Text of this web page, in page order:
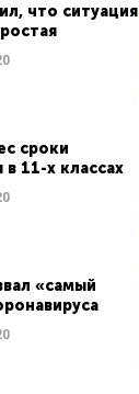
что ситуация
сроки
11-х классах
«самый